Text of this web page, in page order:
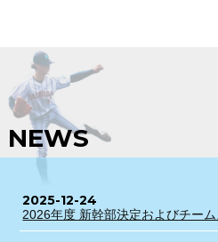
NEWS
2025-12-24
2026年度 新幹部決定およびチー